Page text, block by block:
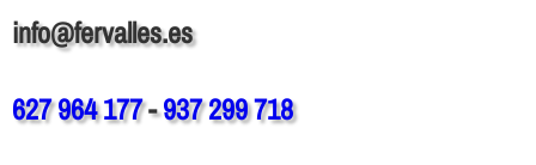
info@fervalles.es
627 964 177-937 299 718